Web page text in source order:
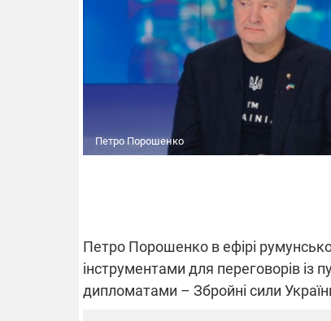
Петро Порошенко
Петро Порошенко в ефірі
інструментами для переговорів із
дипломатами – Збройні сили